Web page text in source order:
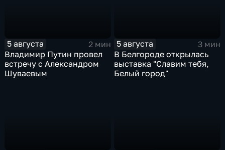
5 августа
2 мин
Владимир Путин провел
встречу с Александром
Шуваевым
5 августа
3 мин
В Белгороде открылась
выставка "Славим тебя,
Белый город"